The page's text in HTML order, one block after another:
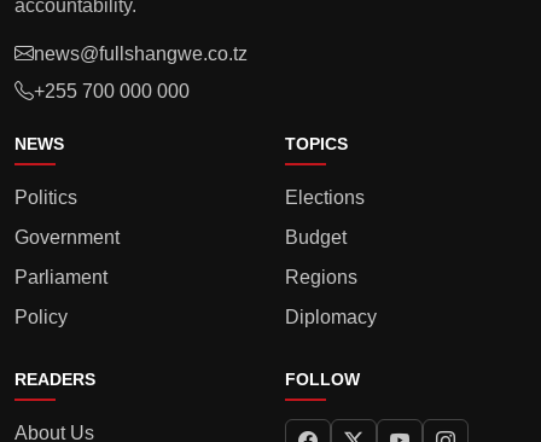
accountability.
news@fullshangwe.co.tz
+255 700 000 000
NEWS
Politics
Government
Parliament
Policy
TOPICS
Elections
Budget
Regions
Diplomacy
READERS
About Us
FOLLOW